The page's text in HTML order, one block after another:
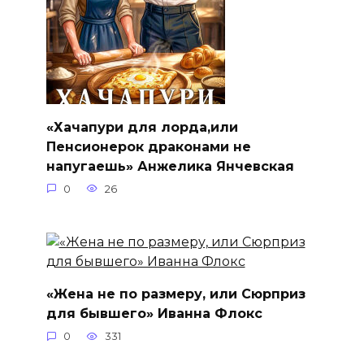
«Хачапури для лорда,или
Пенсионерок драконами не
напугаешь» Анжелика Янчевская
0 26
«Жена не по размеру, или Сюрприз
для бывшего» Иванна Флокс
0 331